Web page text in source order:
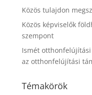
Közös tulajdon
Közös képviselők
szempont
Ismét otthonfelújítási
az otthonfelújítási
Témakörök